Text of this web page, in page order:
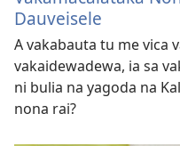
Dauveisele
A vakabauta tu me vica
vakaidewadewa, ia sa
ni bulia na yagoda na
nona rai?